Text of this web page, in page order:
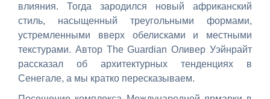
влияния. Тогда зародился новый африканский
стиль, насыщенный треугольными формами,
устремленными вверх обелисками и местными
текстурами. Автор The Guardian Оливер Уэйнрайт
рассказал об архитектурных тенденциях в
Сенегале, а мы кратко пересказываем.